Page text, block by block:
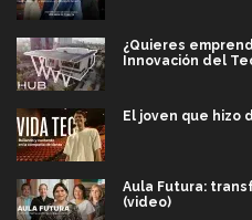
¿Quieres
Innovación del
El joven que hizo
Aula Futura:
(video)